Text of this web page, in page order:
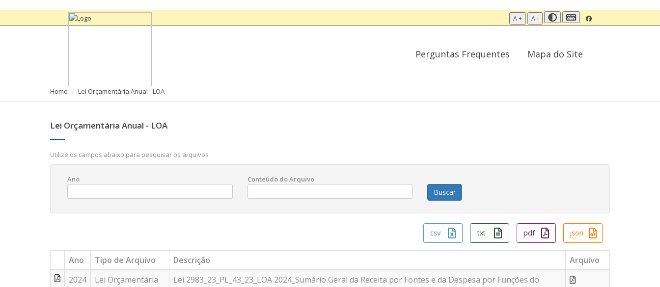
A + A -
Perguntas Frequentes Mapa do Site
Home Lei Orçamentária Anual - LOA
Lei Orçamentária Anual - LOA
Utilize os campos abaixo para pesquisar os arquivos
Ano Conteúdo do Arquivo
csv txt pdf json
Ano Tipo de Arquivo Descrição
Arquivo
2024
Lei Orçamentária
Lei 2983_23_PL_43_23_LOA 2024_Sumário Geral da Receita por Fontes e da Despesa por Funções do